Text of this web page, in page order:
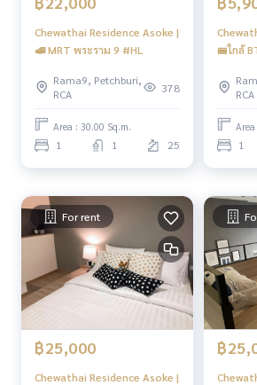
Chewathai Residence Asoke |
🚅 MRT พระราม 9 #HL
Rama9, Petchburi,
RCA
378
Area : 30.00 Sq.m.
1 1 25
🚝ใกล้
RCA
1
For rent
฿25,000
Chewathai Residence Asoke |
฿